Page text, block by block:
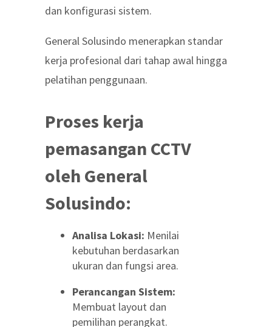
dan konfigurasi sistem.
General Solusindo menerapkan standar
kerja profesional dari tahap awal hingga
pelatihan penggunaan.
Proses kerja
pemasangan CCTV
oleh General
Solusindo:
Analisa Lokasi: Menilai
kebutuhan berdasarkan
ukuran dan fungsi area.
Perancangan Sistem:
Membuat layout dan
pemilihan perangkat.